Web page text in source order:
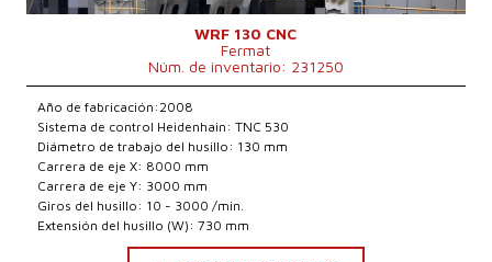
WRF 130 CNC
Fermat
Núm. de inventario: 231250
Año de fabricación:2008
Sistema de control Heidenhain: TNC 530
Diámetro de trabajo del husillo: 130 mm
Carrera de eje X: 8000 mm
Carrera de eje Y: 3000 mm
Giros del husillo: 10 - 3000 /min.
Extensión del husillo (W): 730 mm